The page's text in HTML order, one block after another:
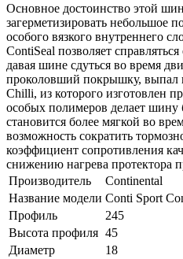
Основное достоинство этой
загерметизировать небольшое
особого вязкого внутреннего
ContiSeal позволяет
давая шине сдуться во время
проколовший покрышку, выпал
Chilli, из которого изготовлен
особых полимеров делает
становится более мягкой во
возможность сократить
коэффициент сопротивления
снижению нагрева протектора
Производитель
Continental
Название модели Conti Sport
Профиль
245
Высота профиля 45
Диаметр
18